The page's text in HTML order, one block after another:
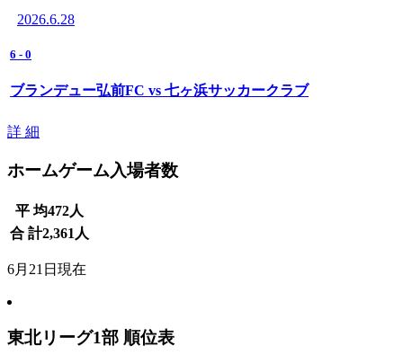
2026.6.28
6 - 0
ブランデュー弘前FC vs 七ヶ浜サッカークラブ
詳 細
ホームゲーム入場者数
平 均472人
合 計2,361 人
6月21日現在
東北リーグ1部 順位表